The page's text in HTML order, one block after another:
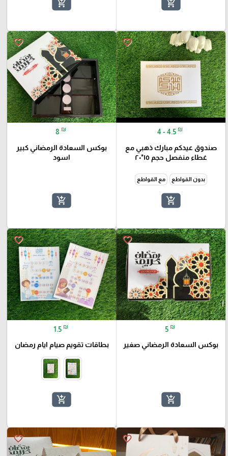
add_shopping_cart
add_shopping_cart
favorite_border
4 - 4.5 ₪
صندوق عيدكم مبارك ذهبي مع
غطاء منفصل حجم ١٥*٢٠
بدون القواطع مع القواطع
add_shopping_cart
favorite_border
8 ₪
بوكس السعادة الرمضاني كبير
اسود
add_shopping_cart
favorite_border
5 ₪
بوكس السعادة الرمضاني صغير
add_shopping_cart
favorite_border
1.5 ₪
بطاقات تقويم صيام ايام رمضان
add_shopping_cart
favorite_border
favorite_border